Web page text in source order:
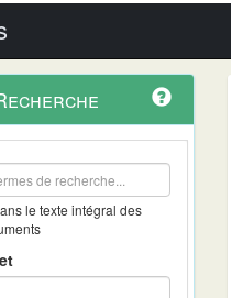
le texte intégral des